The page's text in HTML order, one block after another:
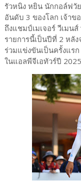
รัวหนิง หยิน นักกอล์ฟวั
อันดับ 3 ของโลก เจ้าข
ถึงแชมป์เมเจอร์ วีเมน
รายการนี้เป็นปีที่ 2 หลั
ร่วมแข่งขันเป็นครั้งแร
ในแอลพีจีเอทัวร์ปี 2025